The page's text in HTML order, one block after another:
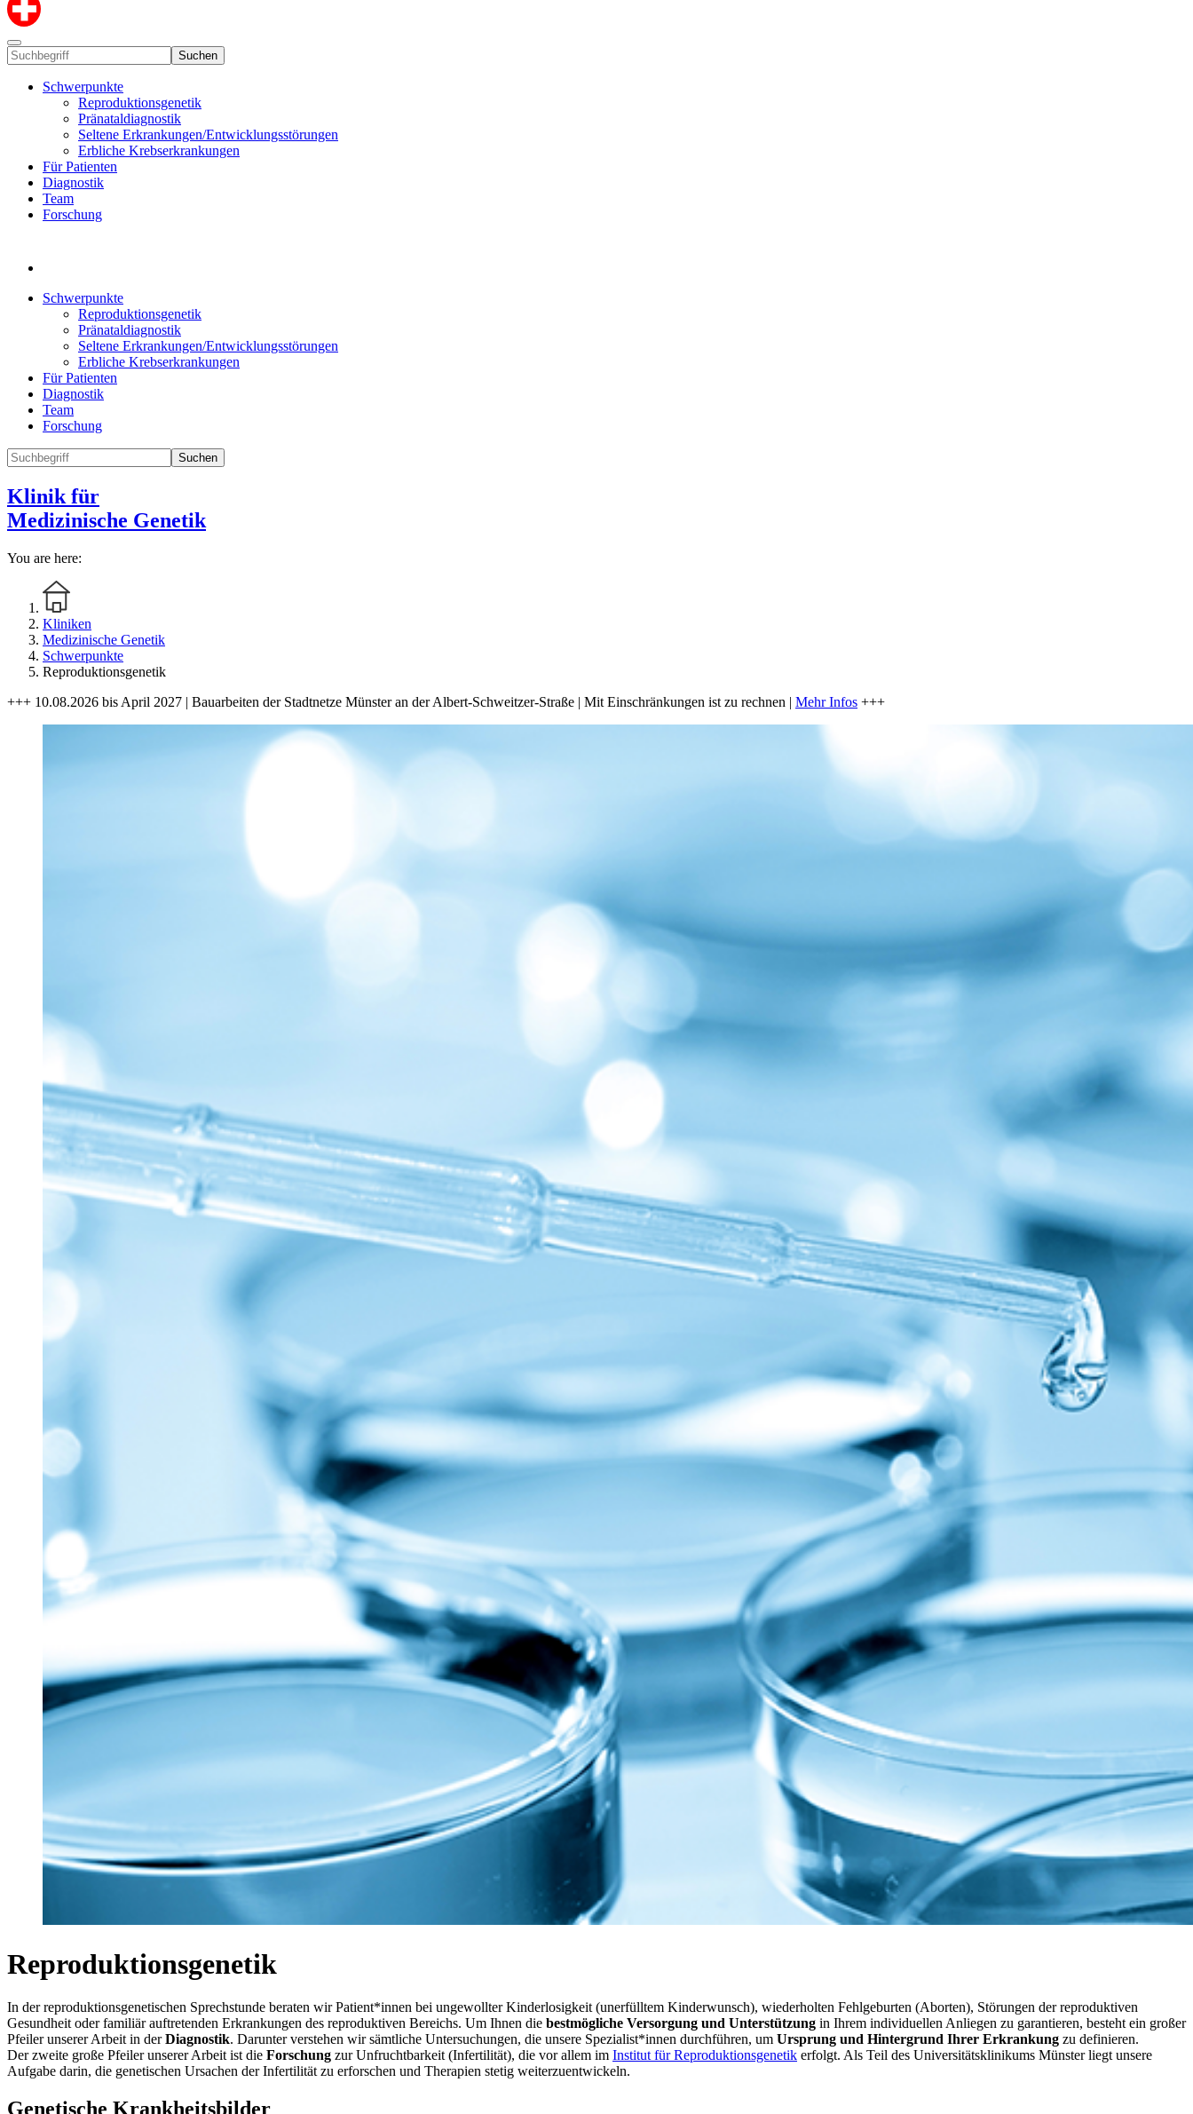
Suchen
Schwerpunkte
Reproduktionsgenetik
Pränataldiagnostik
Seltene Erkrankungen/Entwicklungsstörungen
Erbliche Krebserkrankungen
Für Patienten
Diagnostik
Team
Forschung
Schwerpunkte
Reproduktionsgenetik
Pränataldiagnostik
Seltene Erkrankungen/Entwicklungsstörungen
Erbliche Krebserkrankungen
Für Patienten
Diagnostik
Team
Forschung
Suchen
Klinik für
Medizinische Genetik
You are here:
Kliniken
Medizinische Genetik
Schwerpunkte
Reproduktionsgenetik
+++ 10.08.2026 bis April 2027 | Bauarbeiten der Stadtnetze Münster an der Albert-Schweitzer-Straße | Mit Einschränkungen ist zu rechnen | Mehr Infos +++
Reproduktionsgenetik
In der reproduktionsgenetischen Sprechstunde beraten wir Patient*innen bei ungewollter Kinderlosigkeit (unerfülltem Kinderwunsch), wiederholten Fehlgeburten (Aborten), Störungen der reproduktiven
Gesundheit oder familiär auftretenden Erkrankungen des reproduktiven Bereichs. Um Ihnen die bestmögliche Versorgung und Unterstützung in Ihrem individuellen Anliegen zu garantieren, besteht ein großer
Pfeiler unserer Arbeit in derDiagnostik. Darunter verstehen wir sämtliche Untersuchungen, die unsere Spezialist*innen durchführen, um Ursprung und Hintergrund Ihrer Erkrankung zu definieren.
Der zweite große Pfeiler unserer Arbeit ist die Forschung zur Unfruchtbarkeit (Infertilität), die vor allem im Institut für Reproduktionsgenetik erfolgt. Als Teil des Universitätsklinikums Münster liegt unsere
Aufgabe darin, die genetischen Ursachen der Infertilität zu erforschen und Therapien stetig weiterzuentwickeln.
Genetische Krankheitsbilder